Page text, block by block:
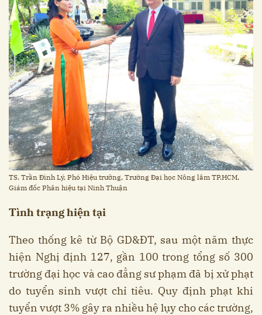
TS. Trần Đình Lý, Phó Hiệu trưởng, Trường Đại học Nông lâm TP.HCM,
Giám đốc Phân hiệu tại Ninh Thuận
Tình trạng hiện tại
Theo thống kê từ Bộ GD&ĐT, sau một năm thực
hiện Nghị định 127, gần 100 trong tổng số 300
trường đại học và cao đẳng sư phạm đã bị xử phạt
do tuyển sinh vượt chỉ tiêu. Quy định phạt khi
tuyển vượt 3% gây ra nhiều hệ lụy cho các trường,